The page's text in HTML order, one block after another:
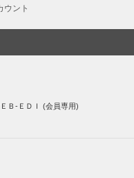
ウント
Ｂ-ＥＤＩ (会員専用)